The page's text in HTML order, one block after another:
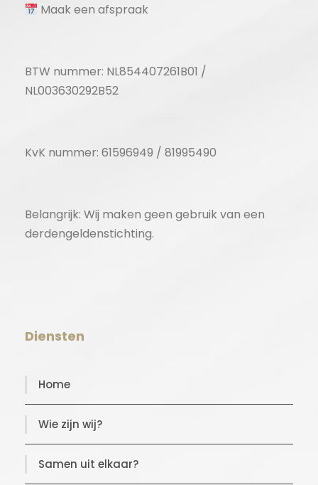
Maak een afspraak
BTW nummer: NL854407261B01 /
NL003630292B52
KvK nummer: 61596949 / 81995490
Belangrijk: Wij maken geen gebruik van een
derdengeldenstichting.
Diensten
Home
Wie zijn wij?
Samen uit elkaar?